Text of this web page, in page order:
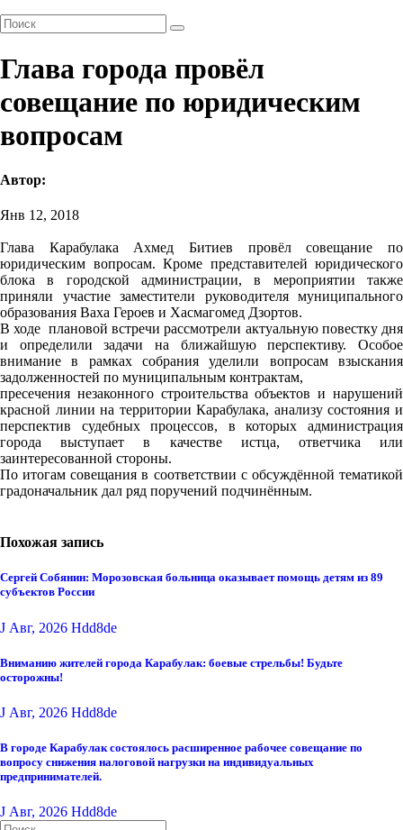
Глава города провёл
совещание по юридическим
вопросам
Автор:
Янв 12, 2018
Глава Карабулака Ахмед Битиев провёл совещание по
юридическим вопросам. Кроме представителей юридического
блока в городской администрации, в мероприятии также
приняли участие заместители руководителя муниципального
образования Ваха Героев и Хасмагомед Дзортов.
В ходе плановой встречи рассмотрели актуальную повестку дня
и определили задачи на ближайшую перспективу. Особое
внимание в рамках собрания уделили вопросам взыскания
задолженностей по муниципальным контрактам,
пресечения незаконного строительства объектов и нарушений
красной линии на территории Карабулака, анализу состояния и
перспектив судебных процессов, в которых администрация
города выступает в качестве истца, ответчика или
заинтересованной стороны.
По итогам совещания в соответствии с обсуждённой тематикой
градоначальник дал ряд поручений подчинённым.
Похожая запись
Сергей Собянин: Морозовская больница оказывает помощь детям из 89
субъектов России
J Авг, 2026 Hdd8de
Вниманию жителей города Карабулак: боевые стрельбы! Будьте
осторожны!
J Авг, 2026 Hdd8de
В городе Карабулак состоялось расширенное рабочее совещание по
вопросу снижения налоговой нагрузки на индивидуальных
предпринимателей.
J Авг, 2026 Hdd8de